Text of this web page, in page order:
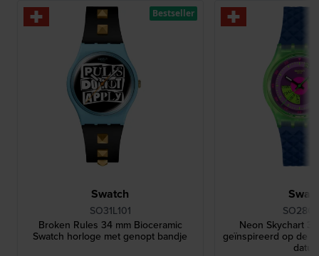
Swatch
SO31L101
Broken Rules 34 mm Bioceramic
Swatch horloge met genopt bandje
Bestseller
Neon Skychart
geïnspireerd op de